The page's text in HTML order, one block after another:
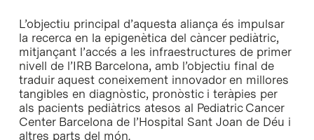
L’objectiu principal d’aquesta aliança és impulsar
la recerca en la epigenètica del càncer pediàtric,
mitjançant l’accés a les infraestructures de primer
nivell de l’IRB Barcelona, amb l’objectiu final de
traduir aquest coneixement innovador en millores
tangibles en diagnòstic, pronòstic i teràpies per
als pacients pediàtrics atesos al Pediatric Cancer
Center Barcelona de l’Hospital Sant Joan de Déu i
altres parts del món.